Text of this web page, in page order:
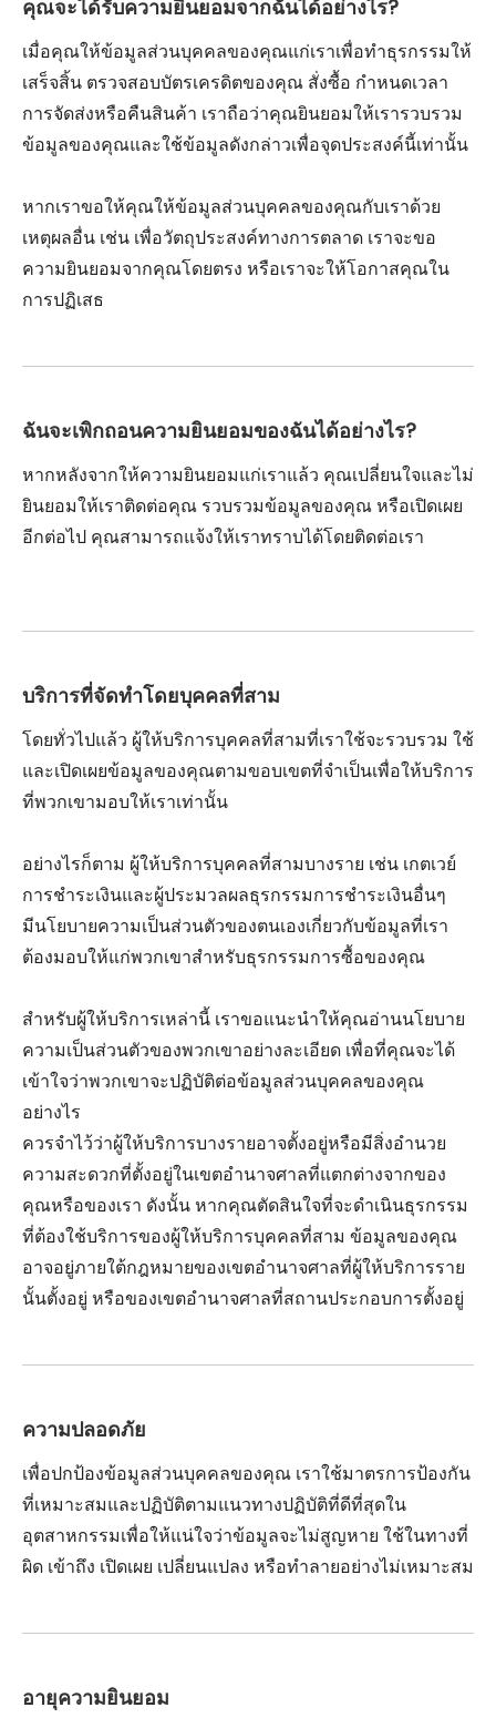
คุณจะได้รับความยินยอมจากฉันได้อย่างไร?
เมื่อคุณให้ข้อมูลส่วนบุคคลของคุณแก่เราเพื่อทำธุรกรรมให้
เสร็จสิ้น ตรวจสอบบัตรเครดิตของคุณ สั่งซื้อ กำหนดเวลา
การจัดส่งหรือคืนสินค้า เราถือว่าคุณยินยอมให้เรารวบรวม
ข้อมูลของคุณและใช้ข้อมูลดังกล่าวเพื่อจุดประสงค์นี้เท่านั้น
หากเราขอให้คุณให้ข้อมูลส่วนบุคคลของคุณกับเราด้วย
เหตุผลอื่น เช่น เพื่อวัตถุประสงค์ทางการตลาด เราจะขอ
ความยินยอมจากคุณโดยตรง หรือเราจะให้โอกาสคุณใน
การปฏิเสธ
ฉันจะเพิกถอนความยินยอมของฉันได้อย่างไร?
หากหลังจากให้ความยินยอมแก่เราแล้ว คุณเปลี่ยนใจและไม่
ยินยอมให้เราติดต่อคุณ รวบรวมข้อมูลของคุณ หรือเปิดเผย
อีกต่อไป คุณสามารถแจ้งให้เราทราบได้โดยติดต่อเรา
บริการที่จัดทำโดยบุคคลที่สาม
โดยทั่วไปแล้ว ผู้ให้บริการบุคคลที่สามที่เราใช้จะรวบรวม ใช้
และเปิดเผยข้อมูลของคุณตามขอบเขตที่จำเป็นเพื่อให้บริการ
ที่พวกเขามอบให้เราเท่านั้น
อย่างไรก็ตาม ผู้ให้บริการบุคคลที่สามบางราย เช่น เกตเวย์
การชำระเงินและผู้ประมวลผลธุรกรรมการชำระเงินอื่นๆ
มีนโยบายความเป็นส่วนตัวของตนเองเกี่ยวกับข้อมูลที่เรา
ต้องมอบให้แก่พวกเขาสำหรับธุรกรรมการซื้อของคุณ
สำหรับผู้ให้บริการเหล่านี้ เราขอแนะนำให้คุณอ่านนโยบาย
ความเป็นส่วนตัวของพวกเขาอย่างละเอียด เพื่อที่คุณจะได้
เข้าใจว่าพวกเขาจะปฏิบัติต่อข้อมูลส่วนบุคคลของคุณ
อย่างไร
ควรจำไว้ว่าผู้ให้บริการบางรายอาจตั้งอยู่หรือมีสิ่งอำนวย
ความสะดวกที่ตั้งอยู่ในเขตอำนาจศาลที่แตกต่างจากของ
คุณหรือของเรา ดังนั้น หากคุณตัดสินใจที่จะดำเนินธุรกรรม
ที่ต้องใช้บริการของผู้ให้บริการบุคคลที่สาม ข้อมูลของคุณ
อาจอยู่ภายใต้กฎหมายของเขตอำนาจศาลที่ผู้ให้บริการราย
นั้นตั้งอยู่ หรือของเขตอำนาจศาลที่สถานประกอบการตั้งอยู่
ความปลอดภัย
เพื่อปกป้องข้อมูลส่วนบุคคลของคุณ เราใช้มาตรการป้องกัน
ที่เหมาะสมและปฏิบัติตามแนวทางปฏิบัติที่ดีที่สุดใน
อุตสาหกรรมเพื่อให้แน่ใจว่าข้อมูลจะไม่สูญหาย ใช้ในทางที่
ผิด เข้าถึง เปิดเผย เปลี่ยนแปลง หรือทำลายอย่างไม่เหมาะสม
อายุความยินยอม